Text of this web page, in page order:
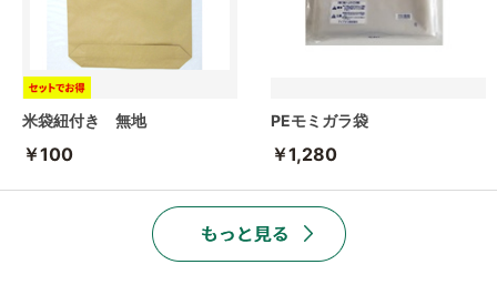
米袋紐付き 無地
￥100
PEモミガラ袋
￥1,280